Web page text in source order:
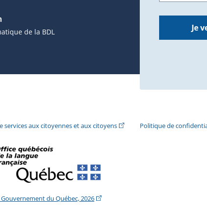
fenêtre.)
nouvelle fenêtre.)
fenêtre.)
de la BDL
Je
fenêtre.)
s'ouvrira dans une nouvelle fenêtre.)
services aux citoyennes et aux citoyens(Cet hyperlien externe
Politique de
du Québec, 2026(Cet hyperlien externe s'ouvrira dans